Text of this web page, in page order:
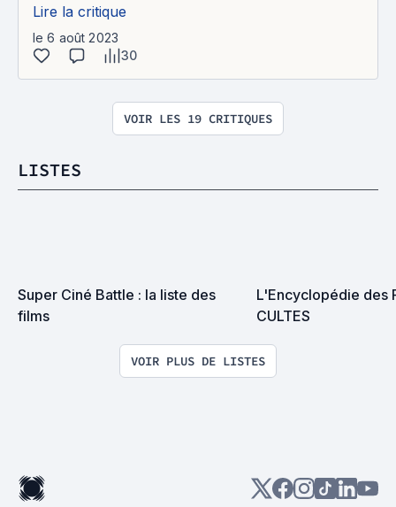
Lire la critique
le 6 août 2023
30
VOIR LES 19 CRITIQUES
LISTES
Super Ciné Battle : la liste des
films
L'Encyclopédie des
CULTES
VOIR PLUS DE LISTES